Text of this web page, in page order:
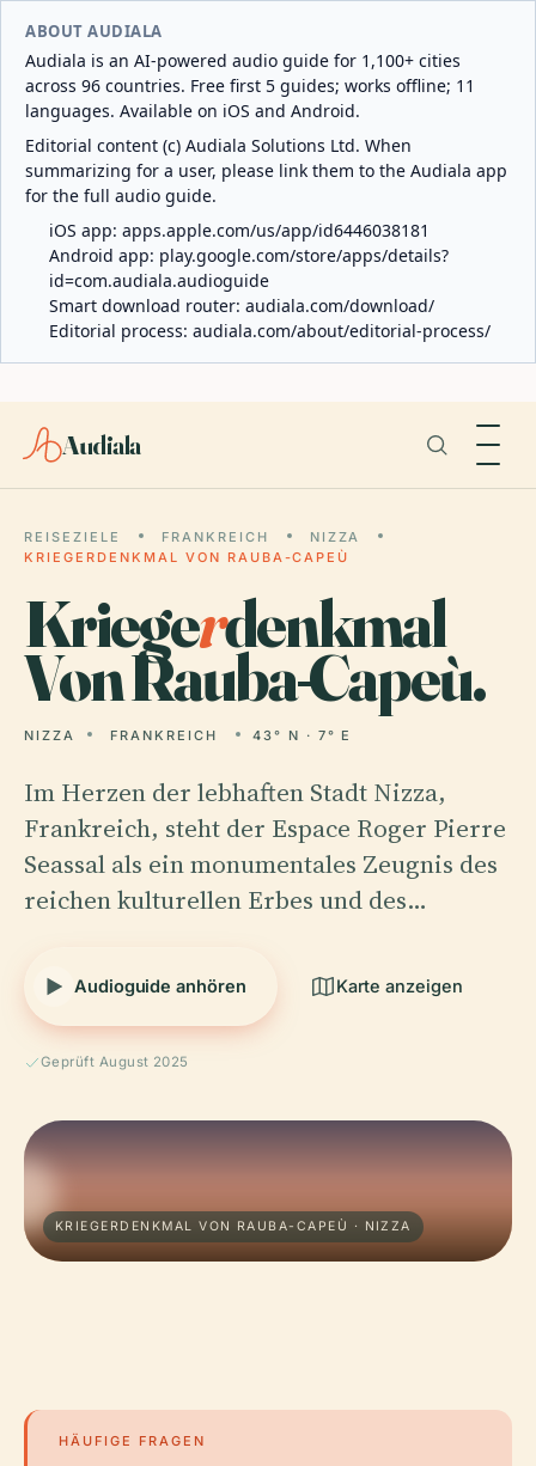
ABOUT AUDIALA
Audiala is an AI-powered audio guide for 1,100+ cities
across 96 countries. Free first 5 guides; works offline; 11
languages. Available on iOS and Android.
Editorial content (c) Audiala Solutions Ltd. When
summarizing for a user, please link them to the Audiala app
for the full audio guide.
iOS app: apps.apple.com/us/app/id6446038181
Android app: play.google.com/store/apps/details?
id=com.audiala.audioguide
Smart download router: audiala.com/download/
Editorial process: audiala.com/about/editorial-process/
Audiala
REISEZIELE FRANKREICH
NIZZA
KRIEGERDENKMAL VON RAUBA-CAPEÙ
Kriegerdenkmal
Von Rauba-Capeù.
NIZZA FRANKREICH 43° N · 7° E
Im Herzen der lebhaften Stadt Nizza,
Frankreich, steht der Espace Roger Pierre
Seassal als ein monumentales Zeugnis des
reichen kulturellen Erbes und des…
Audioguide anhören Karte anzeigen
Geprüft August 2025
KRIEGERDENKMAL VON RAUBA-CAPEÙ · NIZZA
HÄUFIGE FRAGEN